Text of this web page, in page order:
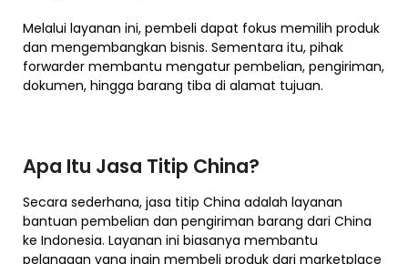
Melalui layanan ini, pembeli dapat fokus memilih produk
dan mengembangkan bisnis. Sementara itu, pihak
forwarder membantu mengatur pembelian, pengiriman,
dokumen, hingga barang tiba di alamat tujuan.
Apa Itu Jasa Titip China?
Secara sederhana, jasa titip China adalah layanan
bantuan pembelian dan pengiriman barang dari China
ke Indonesia. Layanan ini biasanya membantu
pelanggan yang ingin membeli produk dari marketplace